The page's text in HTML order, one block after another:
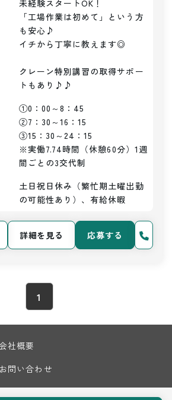
未経験スタートOK！
「工場作業は初めて」という方
も安心♪
イチから丁寧に教えます◎
クレーン特別講習の取得サポー
トもあり♪♪
①0：00～8：45
②7：30～16：15
③15：30～24：15
※実働7.74時間（休憩60分）1週
間ごとの3交代制
土日祝日休み（繁忙期土曜出勤
の可能性あり）、有給休暇
詳細を見る 応募する
1
社概要
お問い合わせ